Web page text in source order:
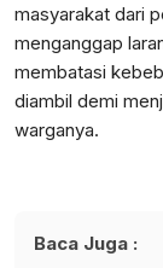
masyarakat dari
menganggap
membatasi
diambil demi
warganya.
Baca Juga :